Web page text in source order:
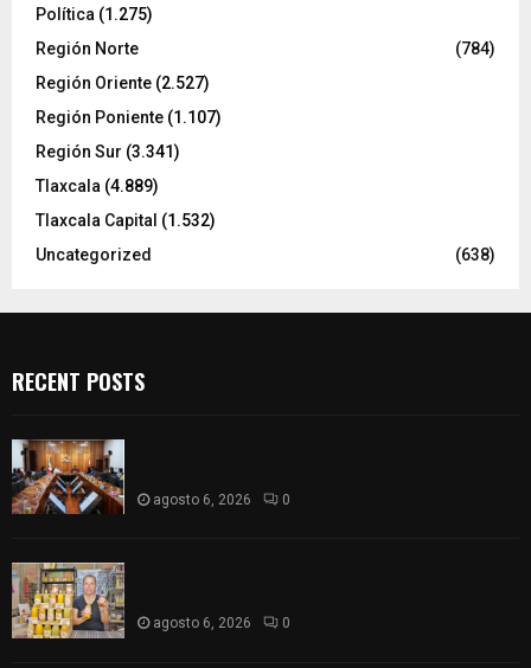
Política (1.275)
Región Norte
(784)
Región Oriente (2.527)
Región Poniente (1.107)
Región Sur (3.341)
Tlaxcala (4.889)
Tlaxcala Capital (1.532)
Uncategorized
(638)
RECENT POSTS
agosto 6, 2026 0
agosto 6, 2026 0